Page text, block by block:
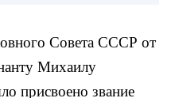
Совета СССР от
Михаилу
присвоено звание